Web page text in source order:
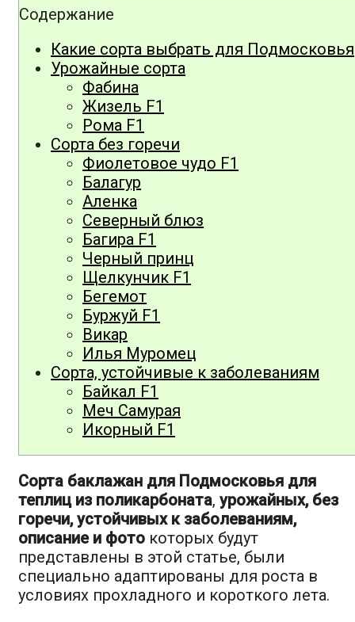
Содержание
Какие сорта выбрать для Подмосковья
Урожайные сорта
Фабина
Жизель F1
Рома F1
Сорта без горечи
Фиолетовое чудо F1
Балагур
Аленка
Северный блюз
Багира F1
Черный принц
Щелкунчик F1
Бегемот
Буржуй F1
Викар
Илья Муромец
Сорта, устойчивые к заболеваниям
Байкал F1
Меч Самурая
Икорный F1
Сорта баклажан для Подмосковья для
теплиц из поликарбоната, урожайных, без
горечи, устойчивых к заболеваниям,
описание и фото которых будут
представлены в этой статье, были
специально адаптированы для роста в
условиях прохладного и короткого лета.